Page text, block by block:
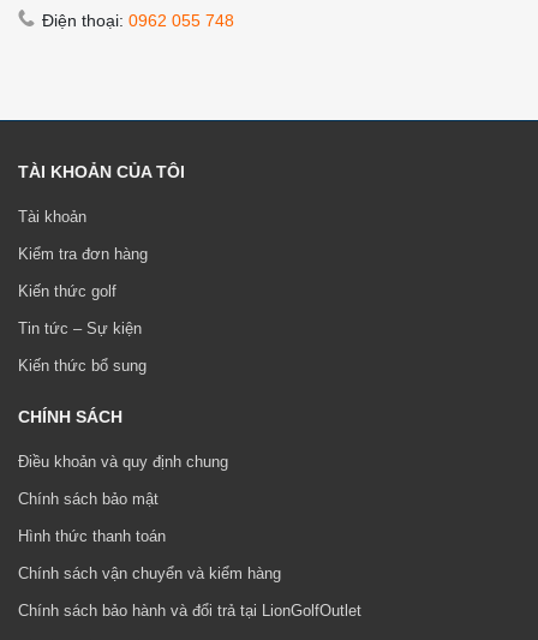
Điện thoại: 0962 055 748
TÀI KHOẢN CỦA TÔI
Tài khoản
Kiểm tra đơn hàng
Kiến thức golf
Tin tức – Sự kiện
Kiến thức bổ sung
CHÍNH SÁCH
Điều khoản và quy định chung
Chính sách bảo mật
Hình thức thanh toán
Chính sách vận chuyển và kiểm hàng
Chính sách bảo hành và đổi trả tại LionGolfOutlet